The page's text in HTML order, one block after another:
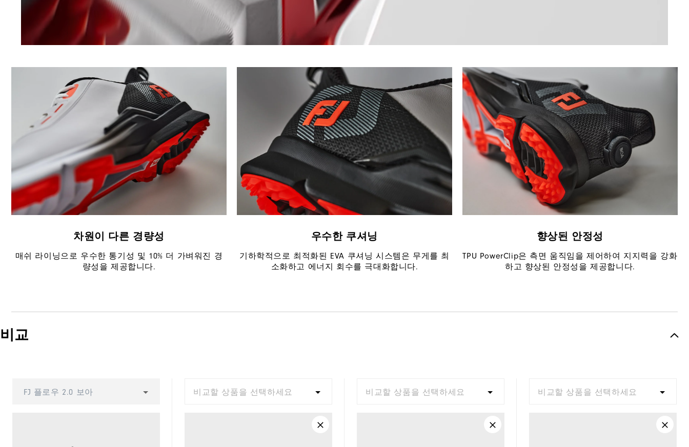
차원이 다른 경량성
매쉬 라이닝으로 우수한 통기성 및 10% 더 가벼워진 경
량성을 제공합니다.
우수한 쿠셔닝
기하학적으로 최적화된 EVA 쿠셔닝 시스템은 무게를 최
소화하고 에너지 회수를 극대화합니다.
향상된 안정성
TPU PowerClip은 측면 움직임을 제어하여 지지력을 강화
하고 향상된 안정성을 제공합니다.
비교
FJ 플로우 2.0 보아 비교할 상품을 선택하세요 비교할 상품을 선택하세요 비교할 상품을 선택하세요